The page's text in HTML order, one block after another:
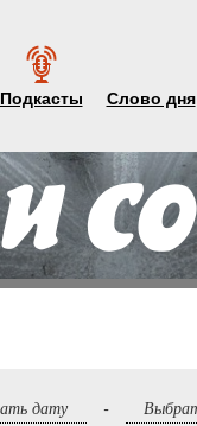
Подкасты Слово дня
-